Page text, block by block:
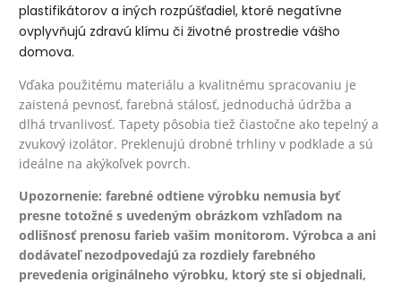
plastifikátorov a iných rozpúšťadiel, ktoré negatívne
ovplyvňujú zdravú klímu či životné prostredie vášho
domova.
Vďaka použitému materiálu a kvalitnému spracovaniu je
zaistená pevnosť, farebná stálosť, jednoduchá údržba a
dlhá trvanlivosť. Tapety pôsobia tiež čiastočne ako tepelný a
zvukový izolátor. Preklenujú drobné trhliny v podklade a sú
ideálne na akýkoľvek povrch.
Upozornenie: farebné odtiene výrobku nemusia byť
presne totožné s uvedeným obrázkom vzhľadom na
odlišnosť prenosu farieb vašim monitorom. Výrobca a ani
dodávateľ nezodpovedajú za rozdiely farebného
prevedenia originálneho výrobku, ktorý ste si objednali,